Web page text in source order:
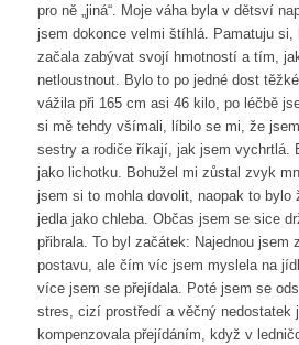
pro ně „jiná“. Moje váha byla v dětsví
jsem dokonce velmi štíhlá. Pamatuju si,
začala zabývat svojí hmotností a tím,
netloustnout. Bylo to po jedné dost
vážila při 165 cm asi 46 kilo, po léčbě
si mě tehdy všímali, líbilo se mi, že
sestry a rodiče říkají, jak jsem vychrtlá.
jako lichotku. Bohužel mi zůstal zvyk
jsem si to mohla dovolit, naopak to bylo
jedla jako chleba. Občas jsem se sice
přibrala. To byl začátek: Najednou jsem
postavu, ale čím víc jsem myslela na
více jsem se přejídala. Poté jsem se
stres, cizí prostředí a věčný nedostatek
kompenzovala přejídáním, když v